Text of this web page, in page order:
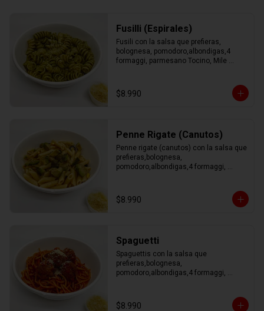
Fusilli (Espirales)
Fusili con la salsa que prefieras,
bolognesa, pomodoro,albondigas,4
formaggi, parmesano Tocino, Mile
$8.990
Penne Rigate (Canutos)
Penne rigate (canutos) con la salsa que
prefieras,bolognesa,
pomodoro,albondigas,4 formaggi,
$8.990
Spaguetti
Spaguettis con la salsa que
prefieras,bolognesa,
pomodoro,albondigas,4 formaggi,
$8.990